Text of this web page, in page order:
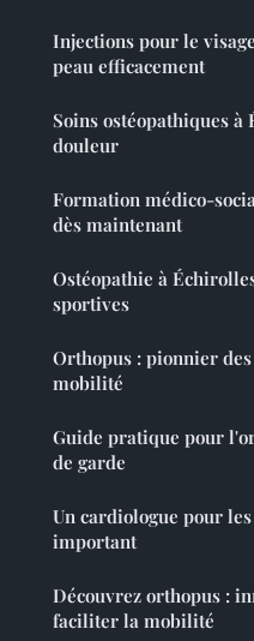
Injections pour le
peau efficacement
Soins ostéopathiques
douleur
Formation médico-
dès maintenant
Ostéopathie à
sportives
Orthopus : pionnier
mobilité
Guide pratique pour
de garde
Un cardiologue pour
important
Découvrez orthopus :
faciliter la mobilité